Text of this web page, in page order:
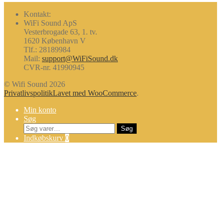
Kontakt:
WiFi Sound ApS
Vesterbrogade 63, 1. tv.
1620 København V
Tlf.: 28189984
Mail: support@WiFiSound.dk
CVR-nr. 41990945
© Wifi Sound 2026
PrivatlivspolitikLavet med WooCommerce.
Min konto
Søg
Søg
efter:
Søg
Indkøbskurv 0